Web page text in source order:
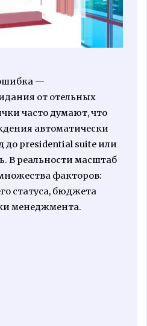
—
от отельных
часто думают, что
автоматически
до presidential suite или
В реальности масштаб
факторов:
статуса, бюджета
менеджмента.